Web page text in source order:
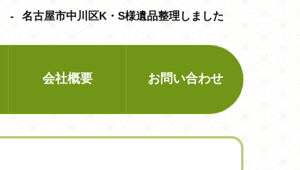
名古屋市中川区K・S様遺品整理しました
会社概要 お問い合わせ